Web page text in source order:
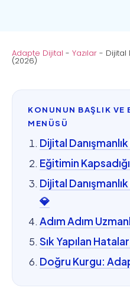
Adapte Dijital - Yazılar - Dijital
(2026)
KONUNUN BAŞLIK
MENÜSÜ
Dijital
Eğitimin
Dijital
💎
Adım Adım
Sık Yapılan
Doğru Kurgu: